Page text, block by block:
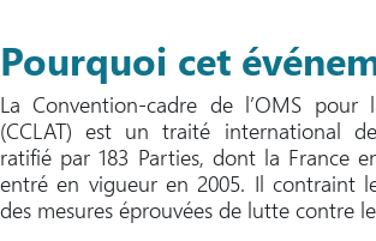
Pourquoi cet
La Convention-cadre de l’OMS
(CCLAT) est un traité international
ratifié par 183 Parties, dont la France
entré en vigueur en 2005. Il contraint
des mesures éprouvées de lutte contre